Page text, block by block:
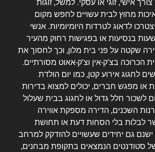
אישי, זוגי או עסקי. למשל, זוגות
איכות מחוץ לבית עשויים לחפש מקום
לדאוג לטרדות היומיומיות. אנשי
בנסיעות או בפגישות רחוק מהעיר
שקטה על פני בית מלון, וכך לחסוך את
הכרוכה בצ'ק-אין וצ'ק-אאוט מסורתיים.
לחגוג אירוע קטן, כמו יום הולדת
או מפגש חברים, יכולים למצוא בדירות
לשכור חלל גדול או לחגוג בבית שעלול
השכנים, הדירה מספקת אווירה
לבלות בלי הסחות דעת או תחושת
גם יחידים שעשויים להזדקק למרחב
סטודנטים הנמצאים בתקופת מבחנים,